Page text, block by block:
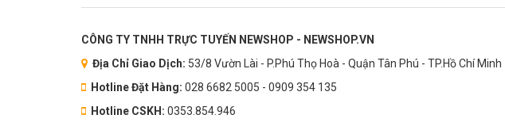
CÔNG TY TNHH TRỰC TUYẾN NEWSHOP - NEWSHOP.VN
Địa Chỉ Giao Dịch: 53/8 Vườn Lài - P.Phú Thọ Hoà - Quận Tân Phú - TP.Hồ Chí Minh
Hotline Đặt Hàng: 028 6682 5005 - 0909 354 135
Hotline CSKH: 0353.854.946